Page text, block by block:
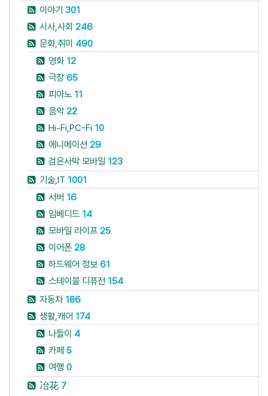
이야기 301
시사,사회 246
문화,취미 490
영화 12
극장65
피아노 11
음악22
Hi-Fi,PC-Fi 10
에니메이션 29
검은사막 모바일 123
기술,IT 1001
서버 16
임베디드 14
모바일 라이프 25
이어폰 28
하드웨어 정보 61
스테이블 디퓨전 154
자동차 186
생활,캐어 174
나들이 4
카페 5
여행 0
冶花 7